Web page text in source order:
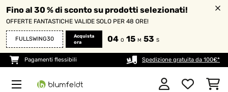
Fino al 30 % di sconto su prodotti selezionati!
OFFERTE FANTASTICHE VALIDE SOLO PER 48 ORE!
FULLSWING30
Acquista
ora
04 O 15 M 52 S
Pagamenti flessibili Spedizione gratuita da 100€*